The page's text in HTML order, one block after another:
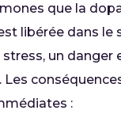
que la
libérée dans le
stress, un danger
Les
: